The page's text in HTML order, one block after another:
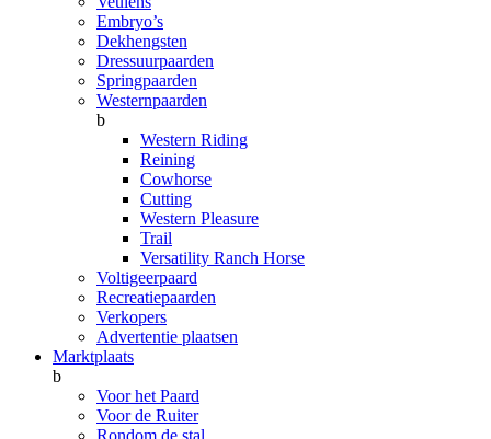
Embryo’s
Dekhengsten
Dressuurpaarden
Springpaarden
Westernpaarden
b
Western Riding
Reining
Cowhorse
Cutting
Western Pleasure
Trail
Versatility Ranch Horse
Voltigeerpaard
Recreatiepaarden
Verkopers
Advertentie plaatsen
Marktplaats
b
Voor het Paard
Voor de Ruiter
Rondom de stal